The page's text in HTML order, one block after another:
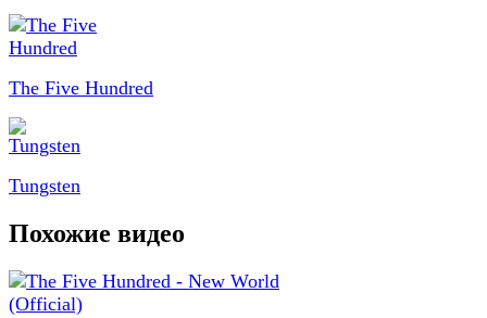
The Five Hundred
Tungsten
Похожие видео